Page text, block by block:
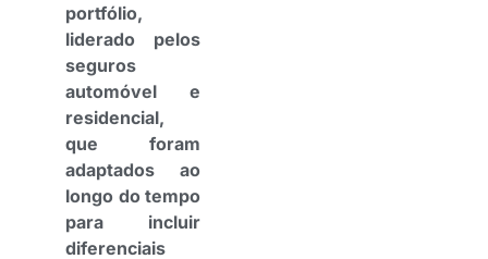
portfólio,
liderado pelos
seguros
automóvel e
residencial,
que foram
adaptados ao
longo do tempo
para incluir
diferenciais